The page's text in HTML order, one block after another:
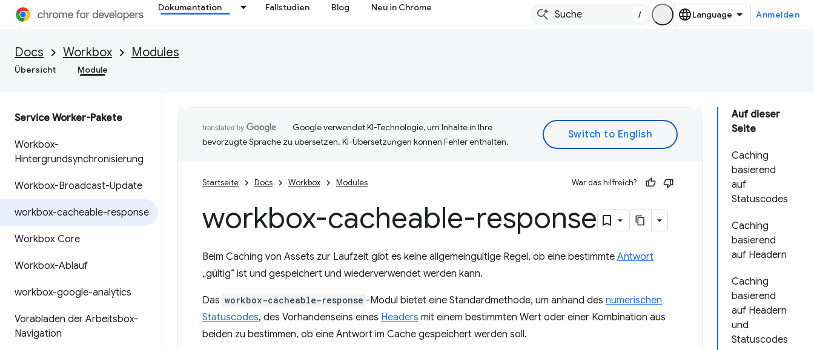
Dokumentation Fallstudien Blog Neu in Chrome
/ Anmelden
Docs Workbox Modules
Übersicht Module
Service Worker-Pakete
Workbox-
Hintergrundsynchronisierung
Workbox-Broadcast-Update
workbox-cacheable-response
Workbox Core
Workbox-Ablauf
workbox-google-analytics
Vorabladen der Arbeitsbox-
Navigation
Auf dieser
Seite
Caching
basierend
auf
Statuscodes
Caching
basierend
auf Headern
Caching
basierend
auf Headern
und
Statuscodes
Google verwendet KI-Technologie, um Inhalte in Ihre
bevorzugte Sprache zu übersetzen. KI-Übersetzungen können Fehler enthalten.
Startseite Docs Workbox Modules War das hilfreich?
workbox-cacheable-response
Beim Caching von Assets zur Laufzeit gibt es keine allgemeingültige Regel, ob eine bestimmte Antwort
„gültig“ ist und gespeichert und wiederverwendet werden kann.
Das workbox-cacheable-response -Modul bietet eine Standardmethode, um anhand des numerischen
Statuscodes, des Vorhandenseins eines Headers mit einem bestimmten Wert oder einer Kombination aus
beiden zu bestimmen, ob eine Antwort im Cache gespeichert werden soll.